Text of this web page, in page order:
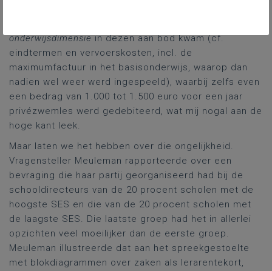
onderwijsdimensiein dezen aan bod kwam (cf.
eindtermen en vervoerskosten, incl. de
maximumfactuur in het basisonderwijs, waarop dan
nadien wel weer werd ingespeeld), waarbij zelfs even
een bedrag van 1.000 tot 1.500 euro voor een jaar
privézwemles werd gedebiteerd, wat mij nogal aan de
hoge kant leek.
Maar laten we het hebben over die ongelijkheid.
Vragensteller Meuleman rapporteerde over een
bevraging die haar partij georganiseerd had bij de
schooldirecteurs van de 20 procent scholen met de
hoogste SES en die van de 20 procent scholen met
de laagste SES. Die laatste groep had het in allerlei
opzichten veel moeilijker dan de eerste groep.
Meuleman illustreerde dat aan het spreekgestoelte
met blokdiagrammen over zaken als lerarentekort,